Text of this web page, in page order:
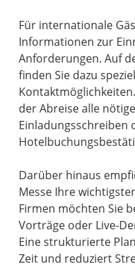
Für internationale
Informationen zur
Anforderungen. Auf
finden Sie dazu
der Abreise alle
Einladungsschreiben
Darüber hinaus
Messe Ihre
Firmen möchten Sie
Vorträge oder Live-
Eine strukturierte
Zeit und reduziert